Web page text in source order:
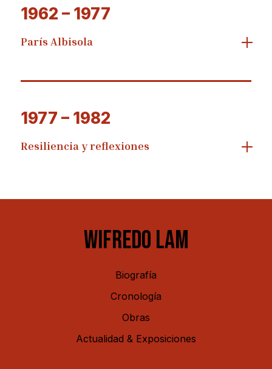
1962 – 1977
París Albisola
1977 – 1982
Resiliencia y reflexiones
WIFREDO LAM
Biografía
Cronología
Obras
Actualidad & Exposiciones